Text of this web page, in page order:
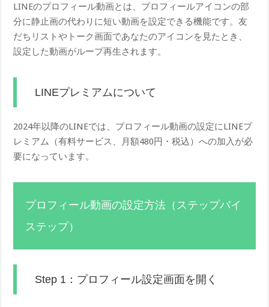
LINEのプロフィール動画とは、プロフィールアイコンの部
分に静止画の代わりに短い動画を設定できる機能です。友
だちリストやトーク画面であなたのアイコンを見たとき、
設定した動画がループ再生されます。
LINEプレミアムについて
2024年以降のLINEでは、プロフィール動画の設定にLINEプ
レミアム（有料サービス、月額480円・税込）への加入が必
要になっています。
プロフィール動画の設定方法（ステップバイ
ステップ）
Step 1：プロフィール設定画面を開く